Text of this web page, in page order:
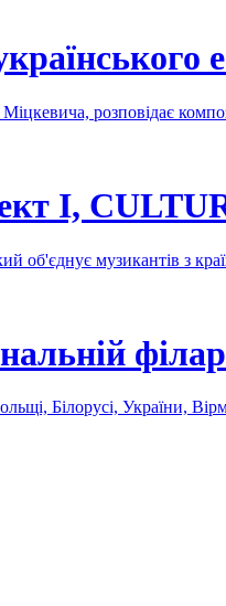
розповідає
I,
об'єднує музикантів з
Білорусі, України,